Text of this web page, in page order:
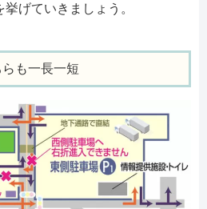
げていきましょう。
も一長一短